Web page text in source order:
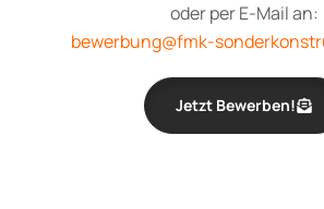
oder per E-Mail an:
bewerbung@fmk-
Jetzt Bewerben!